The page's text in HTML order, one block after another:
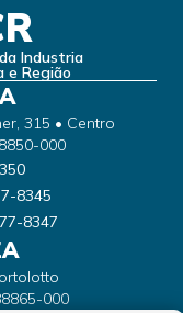
Industria
e Região
315 • Centro
000
8345
8347
000